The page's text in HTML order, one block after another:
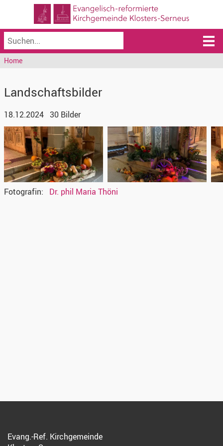
Home
Landschaftsbilder
18.12.2024 30 Bilder
Fotografin Dr. phil Maria Thöni
Evang.-Ref. Kirchgemeinde